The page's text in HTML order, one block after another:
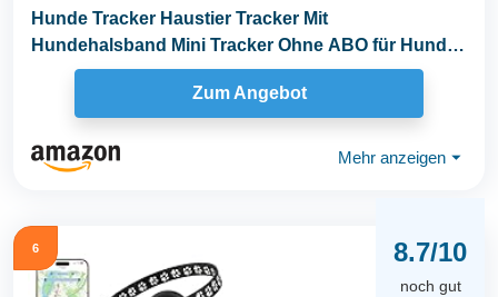
Hunde Tracker Haustier Tracker Mit
Hundehalsband Mini Tracker Ohne ABO für Hunde
Tracking Standort...
Zum Angebot
Mehr anzeigen ⏷
6 8.7/10
noch gut